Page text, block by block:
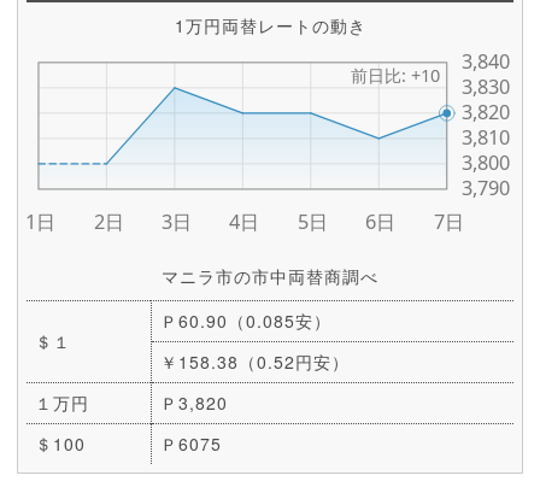
1万円両替レートの動き
マニラ市の市中両替商調べ
＄１
Ｐ60.90（0.085安）
￥158.38（0.52円安）
１万円
Ｐ3,820
＄100
Ｐ6075